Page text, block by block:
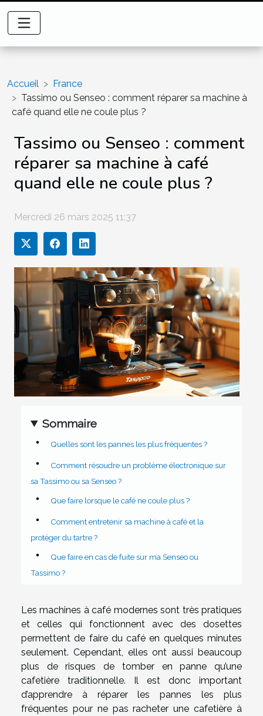
Accueil
France
Tassimo ou Senseo : comment réparer sa machine à
café quand elle ne coule plus ?
Tassimo ou Senseo : comment
réparer sa machine à café
quand elle ne coule plus ?
Mercredi 26 mars 2025 11:37
Sommaire
Quelles sont les pannes les plus fréquentes ?
Comment résoudre un problème électronique sur
sa Tassimo ou sa Senseo ?
Que faire lorsque le café ne coule plus ?
Comment entretenir sa machine à café et la
protéger du tartre ?
Que faire en cas de fuite sur ma Senseo ou
Tassimo ?
Les machines à café modernes sont très pratiques
et celles qui fonctionnent avec des dosettes
permettent de faire du café en quelques minutes
seulement. Cependant, elles ont aussi beaucoup
plus de risques de tomber en panne qu’une
cafetière traditionnelle. Il est donc important
d’apprendre à réparer les pannes les plus
fréquentes pour ne pas racheter une cafetière à